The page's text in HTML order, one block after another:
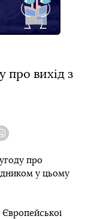
про вихід з
Viber
угоду про
у цьому